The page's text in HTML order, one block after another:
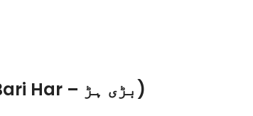
Taste of Chebulic Myrobalan (Bari Har – بڑی ہڑ)